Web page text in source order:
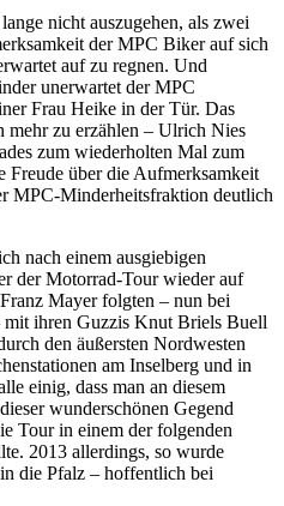
nicht auszugehen, als zwei
der MPC Biker auf sich
auf zu regnen. Und
unerwartet der MPC
Frau Heike in der Tür. Das
mehr zu erzählen – Ulrich Nies
zum wiederholten Mal zum
Freude über die Aufmerksamkeit
MPC-Minderheitsfraktion deutlich
nach einem ausgiebigen
der Motorrad-Tour wieder auf
Mayer folgten – nun bei
mit ihren Guzzis Knut Briels Buell
den äußersten Nordwesten
am Inselberg und in
einig, dass man an diesem
wunderschönen Gegend
Tour in einem der folgenden
2013 allerdings, so wurde
die Pfalz – hoffentlich bei